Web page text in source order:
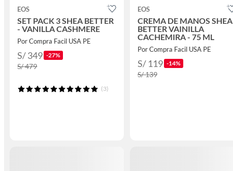
EOS
SET PACK 3 SHEA BETTER
- VANILLA CASHMERE
Por Compra Facil USA PE
S/ 349 -27%
S/ 479
(3)
EOS
CREMA DE MANOS SHEA
BETTER VAINILLA
CACHEMIRA - 75 ML
Por Compra Facil USA PE
S/ 119 -14%
S/ 139